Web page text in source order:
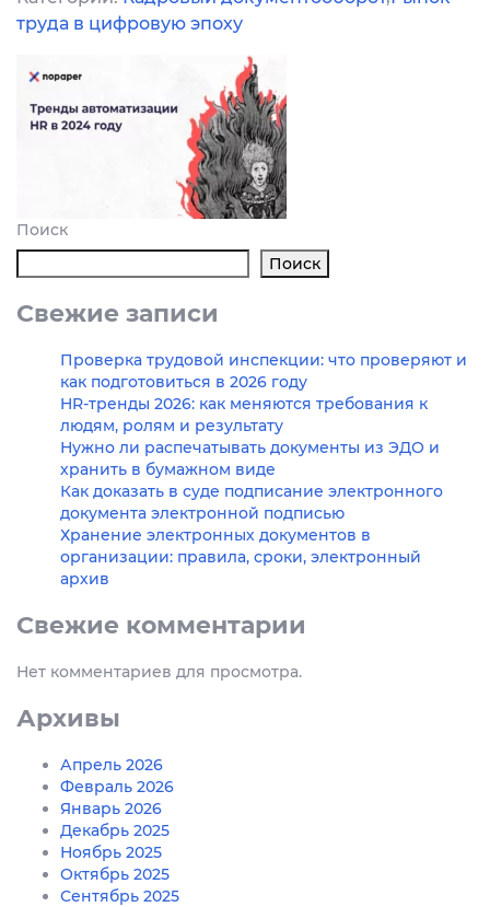
труда в цифровую эпоху
Поиск
Поиск
Свежие записи
Проверка трудовой инспекции: что проверяют и
как подготовиться в 2026 году
HR-тренды 2026: как меняются требования к
людям, ролям и результату
Нужно ли распечатывать документы из ЭДО и
хранить в бумажном виде
Как доказать в суде подписание электронного
документа электронной подписью
Хранение электронных документов в
организации: правила, сроки, электронный
архив
Свежие комментарии
Нет комментариев для просмотра.
Архивы
Апрель 2026
Февраль 2026
Январь 2026
Декабрь 2025
Ноябрь 2025
Октябрь 2025
Сентябрь 2025